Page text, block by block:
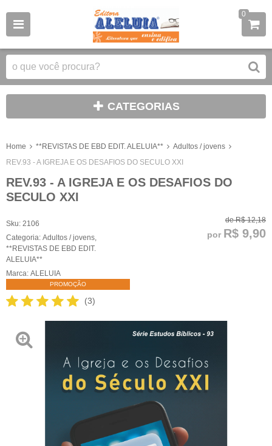
0
CATEGORIAS
Home **REVISTAS DE EBD EDIT. ALELUIA**
Adultos / jovens
REV.93 - A IGREJA E OS DESAFIOS DO SECULO XXI
REV.93 - A IGREJA E OS DESAFIOS DO
SECULO XXI
Sku: 2106
Categoria: Adultos / jovens
**REVISTAS DE EBD EDIT.
ALELUIA**
Marca: ALELUIA
PROMOÇÃO
(3)
de R$ 12,18
por R$ 9,90